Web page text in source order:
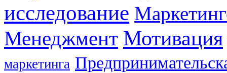
исследование
Менеджмент Мотивация
маркетинга